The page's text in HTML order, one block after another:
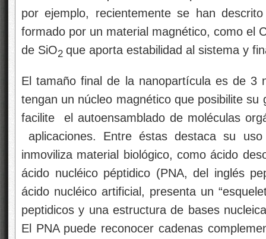
por ejemplo, recientemente se han
formado por un material magnético, como el
de SiO2 que aporta estabilidad al sistema y
El tamaño final de la nanopartícula es de 3
tengan un núcleo magnético que posibilite
facilite el autoensamblado de moléculas
aplicaciones. Entre éstas destaca su
inmoviliza material biológico, como ácido
ácido nucléico péptidico (PNA, del inglés
ácido nucléico artificial, presenta un
peptidicos y una estructura de bases
El PNA puede reconocer cadenas